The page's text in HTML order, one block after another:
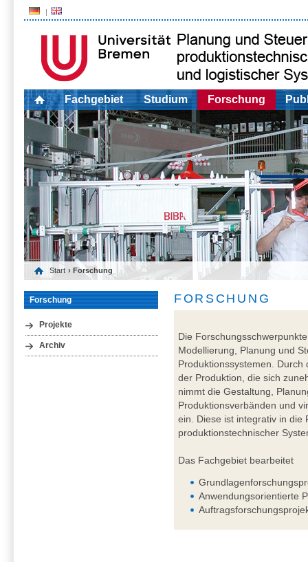
Fachgebiet Studium Forschung
Start › Forschung
Forschung
Projekte
Archiv
FORSCHUNG
Die
Modellierung, Planung und
Produktionssystemen. Durch
der Produktion, die sich
nimmt die Gestaltung,
Produktionsverbänden und
ein. Diese ist integrativ in die
produktionstechnischer
Das Fachgebiet bearbeitet
Anwendungsorientierte